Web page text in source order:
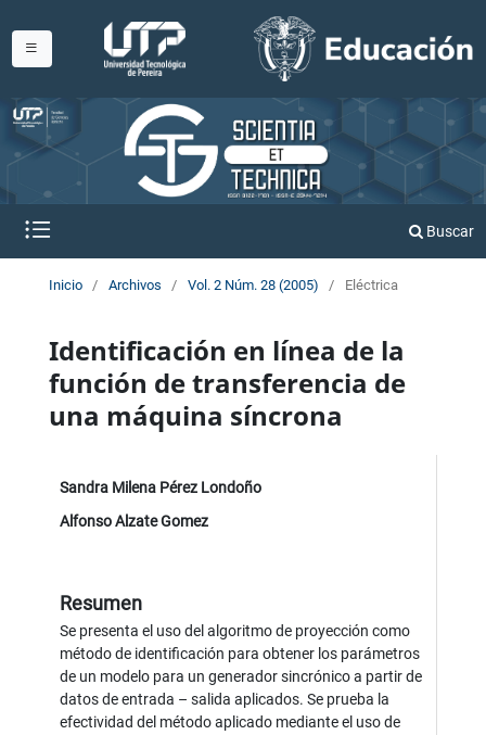
Buscar
Inicio / Archivos / Vol. 2 Núm. 28 (2005) / Eléctrica
Identificación en línea de la
función de transferencia de
una máquina síncrona
Sandra Milena Pérez Londoño
Alfonso Alzate Gomez
Resumen
Se presenta el uso del algoritmo de proyección como
método de identificación para obtener los parámetros
de un modelo para un generador sincrónico a partir de
datos de entrada – salida aplicados. Se prueba la
efectividad del método aplicado mediante el uso de